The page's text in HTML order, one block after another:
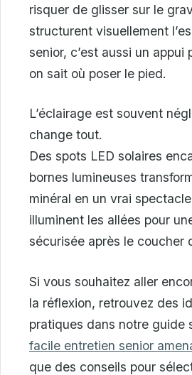
risquer de glisser sur le
structurent visuellement
senior, c’est aussi un appui
on sait où poser le pied.
L’éclairage est souvent
change tout.
Des spots LED solaires
bornes lumineuses
minéral en un vrai
illuminent les allées pour
sécurisée après le coucher
Si vous souhaitez aller
la réflexion, retrouvez des
pratiques dans notre guide
facile entretien senior
que des conseils pour